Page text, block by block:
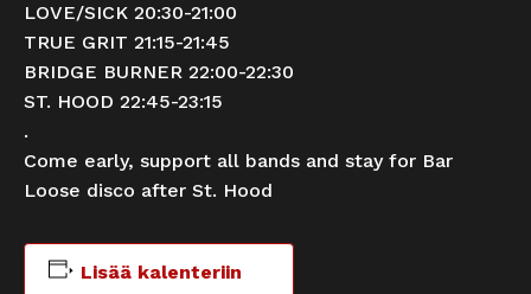
LOVE/SICK 20:30-21:00
TRUE GRIT 21:15-21:45
BRIDGE BURNER 22:00-22:30
ST. HOOD 22:45-23:15
.
Come early, support all bands and stay for Bar
Loose disco after St. Hood
Lisää kalenteriin